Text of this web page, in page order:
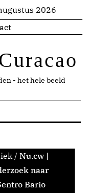
2026
- het hele beeld
/ Nu.cw |
naar
Bario